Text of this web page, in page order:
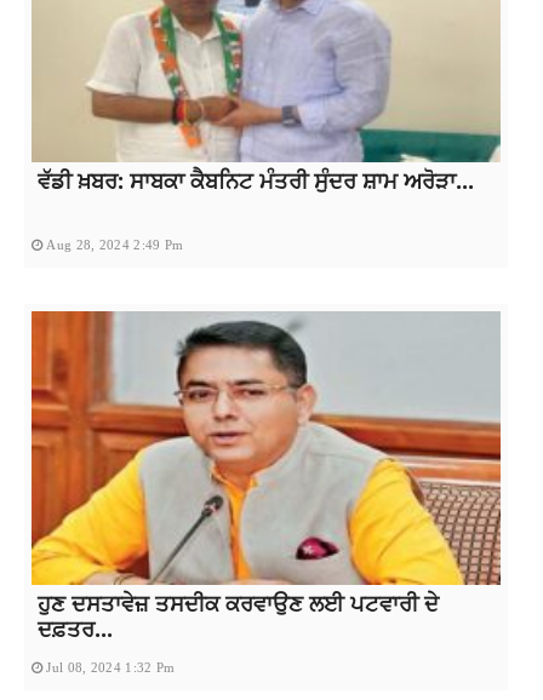
ਵੱਡੀ ਖ਼ਬਰ: ਸਾਬਕਾ ਕੈਬਨਿਟ ਮੰਤਰੀ ਸੁੰਦਰ ਸ਼ਾਮ ਅਰੋੜਾ...
Aug 28, 2024 2:49 Pm
ਹੁਣ ਦਸਤਾਵੇਜ਼ ਤਸਦੀਕ ਕਰਵਾਉਣ ਲਈ ਪਟਵਾਰੀ ਦੇ
ਦਫ਼ਤਰ...
Jul 08, 2024 1:32 Pm